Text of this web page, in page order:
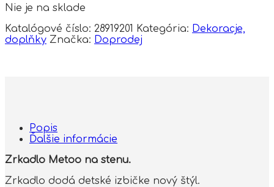
Nie je na sklade
Katalógové číslo: 28919201 Kategória: Dekoracje,
doplňky Značka: Doprodej
Popis
Ďalšie informácie
Zrkadlo Metoo na stenu.
Zrkadlo dodá detské izbičke nový štýl.